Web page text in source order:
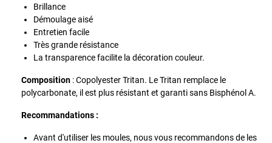
Brillance
Démoulage aisé
Entretien facile
Très grande résistance
La transparence facilite la décoration couleur.
Composition : Copolyester Tritan. Le Tritan remplace le
polycarbonate, il est plus résistant et garanti sans Bisphénol A.
Recommandations :
Avant d'utiliser les moules, nous vous recommandons de les